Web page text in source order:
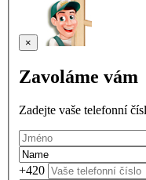
×
Zavoláme vám
Zadejte vaše telefonní
+420